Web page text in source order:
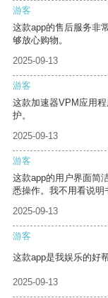
游客
这款app的售后服务非
够放心购物。
2025-09-13
游客
这款加速器VPM应用
护。
2025-09-13
游客
这款app的用户界面简
悉操作。我不用看说明
2025-09-13
游客
这款app是我娱乐的好
2025-09-13